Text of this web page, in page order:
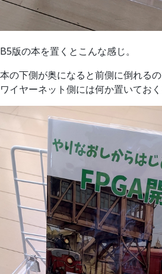
B5版の本を置くとこんな感じ。
本の下側が奥になると前側に倒れる
ワイヤーネット側には何か置いておく